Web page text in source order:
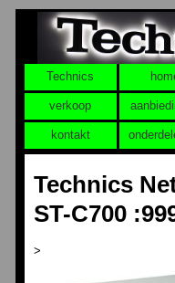
Technics
verkoop
kontakt
Technics
ST-C700
>